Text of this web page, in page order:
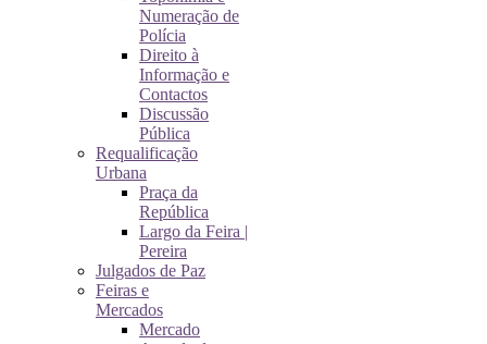
Numeração de
Polícia
Direito à
Informação e
Contactos
Discussão
Pública
Requalificação
Urbana
Praça da
República
Largo da Feira |
Pereira
Julgados de Paz
Feiras e
Mercados
Mercado